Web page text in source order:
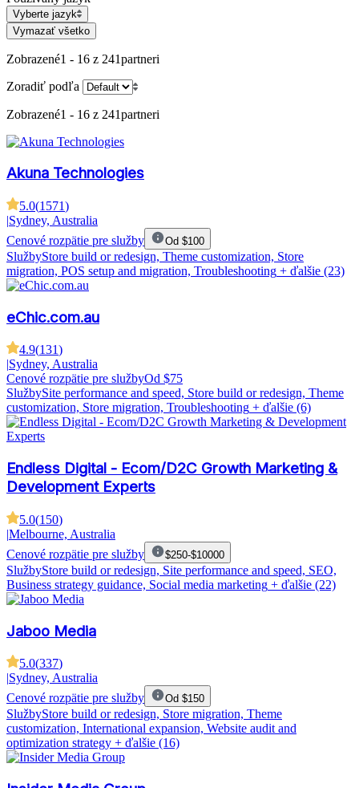
Vyberte jazyk
Vymazať všetko
Zobrazené1 - 16 z 241partneri
Zoradiť podľa
Zobrazené1 - 16 z 241partneri
Akuna Technologies
5.0(1571)
|Sydney, Australia
Cenové rozpätie pre služby
Od $100
SlužbyStore build or redesign, Theme customization, Store
migration, POS setup and migration, Troubleshooting + ďalšie (23)
eChic.com.au
4.9(131)
Sydney, Australia
Cenové rozpätie pre službyOd $75
SlužbySite performance and speed, Store build or redesign, Theme
customization, Store migration, Troubleshooting + ďalšie (6)
Endless Digital - Ecom/D2C Growth Marketing &
Development Experts
5.0(150)
|Melbourne, Australia
Cenové rozpätie pre služby
$250-$10000
SlužbyStore build or redesign, Site performance and speed, SEO,
Business strategy guidance, Social media marketing + ďalšie (22)
Jaboo Media
5.0(337)
|Sydney, Australia
Cenové rozpätie pre služby
Od $150
SlužbyStore build or redesign, Store migration, Theme
customization, International expansion, Website audit and
optimization strategy + ďalšie (16)